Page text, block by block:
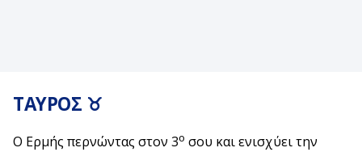
ΤΑΥΡΟΣ ♉
Ο Ερμής περνώντας στον 3ο σου και ενισχύει την